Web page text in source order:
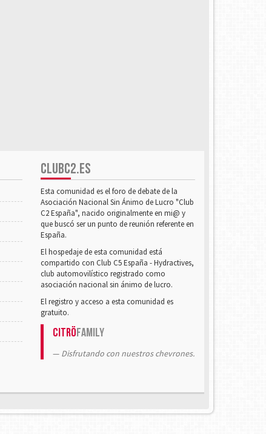
CLUBC2.ES
Esta comunidad es el foro de debate de la
Asociación Nacional Sin Ánimo de Lucro "Club
C2 España", nacido originalmente en mi@ y
que buscó ser un punto de reunión referente en
España.
El hospedaje de esta comunidad está
compartido con Club C5 España - Hydractives,
club automovilístico registrado como
asociación nacional sin ánimo de lucro.
El registro y acceso a esta comunidad es
gratuito.
CitröFamily
Disfrutando con nuestros chevrones.